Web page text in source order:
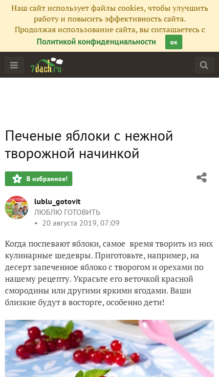
Наш сайт использует файлы cookies, чтобы улучшить
работу и повысить эффективность сайта.
Продолжая использование сайта, вы соглашаетесь с
Политикой конфиденциальности
ок
Печеные яблоки с нежной
творожной начинкой
В избранное!
lublu_gotovit
ЛЮБЛЮ ГОТОВИТЬ
20 августа 2019, 07:09
Когда поспевают яблоки, самое время творить из них
кулинарные шедевры. Приготовьте, например, на
десерт запеченное яблоко с творогом и орехами по
нашему рецепту. Украсьте его веточкой красной
смородины или другими яркими ягодами. Ваши
близкие будут в восторге, особенно дети!